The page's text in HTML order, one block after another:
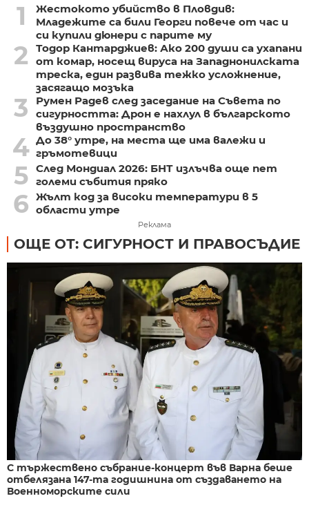
1
Жестокото убийство в Пловдив:
Младежите са били Георги повече от час и
си купили дюнери с парите му
2
Тодор Кантарджиев: Ако 200 души са ухапани
от комар, носещ вируса на Западнонилската
треска, един развива тежко усложнение,
засягащо мозъка
3
Румен Радев след заседание на Съвета по
сигурността: Дрон е нахлул в българското
въздушно пространство
4 До 38° утре, на места ще има валежи и
гръмотевици
5 След Мондиал 2026: БНТ излъчва още пет
големи събития пряко
6 Жълт код за високи температури в 5
области утре
Реклама
ОЩЕ ОТ: СИГУРНОСТ И ПРАВОСЪДИЕ
С тържествено събрание-концерт във Варна беше
отбелязана 147-та годишнина от създаването на
Военноморските сили